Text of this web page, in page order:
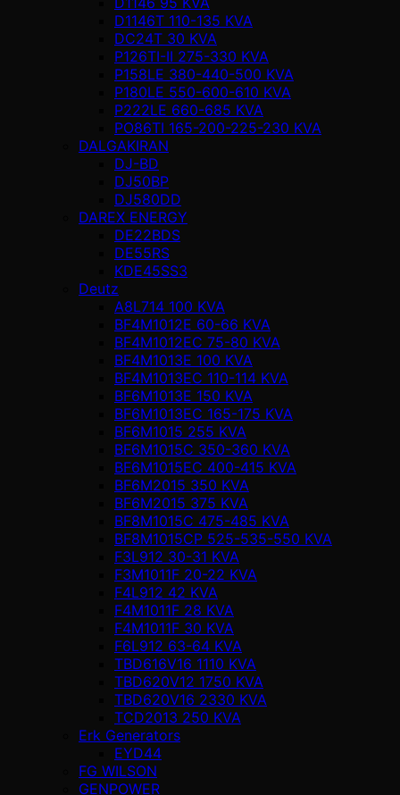
D1146T 110-135 KVA
DC24T 30 KVA
P126TI-II 275-330 KVA
P158LE 380-440-500 KVA
P180LE 550-600-610 KVA
P222LE 660-685 KVA
PO86TI 165-200-225-230 KVA
DALGAKIRAN
DJ-BD
DJ50BP
DJ580DD
DAREX ENERGY
DE22BDS
DE55RS
KDE45SS3
Deutz
A8L714 100 KVA
BF4M1012E 60-66 KVA
BF4M1012EC 75-80 KVA
BF4M1013E 100 KVA
BF4M1013EC 110-114 KVA
BF6M1013E 150 KVA
BF6M1013EC 165-175 KVA
BF6M1015 255 KVA
BF6M1015C 350-360 KVA
BF6M1015EC 400-415 KVA
BF6M2015 350 KVA
BF6M2015 375 KVA
BF8M1015C 475-485 KVA
BF8M1015CP 525-535-550 KVA
F3L912 30-31 KVA
F3M1011F 20-22 KVA
F4L912 42 KVA
F4M1011F 28 KVA
F4M1011F 30 KVA
F6L912 63-64 KVA
TBD616V16 1110 KVA
TBD620V12 1750 KVA
TBD620V16 2330 KVA
TCD2013 250 KVA
Erk Generators
EYD44
FG WILSON
GENPOWER